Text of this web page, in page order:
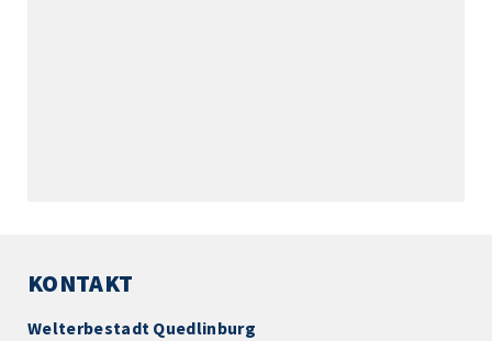
KONTAKT
Welterbestadt Quedlinburg